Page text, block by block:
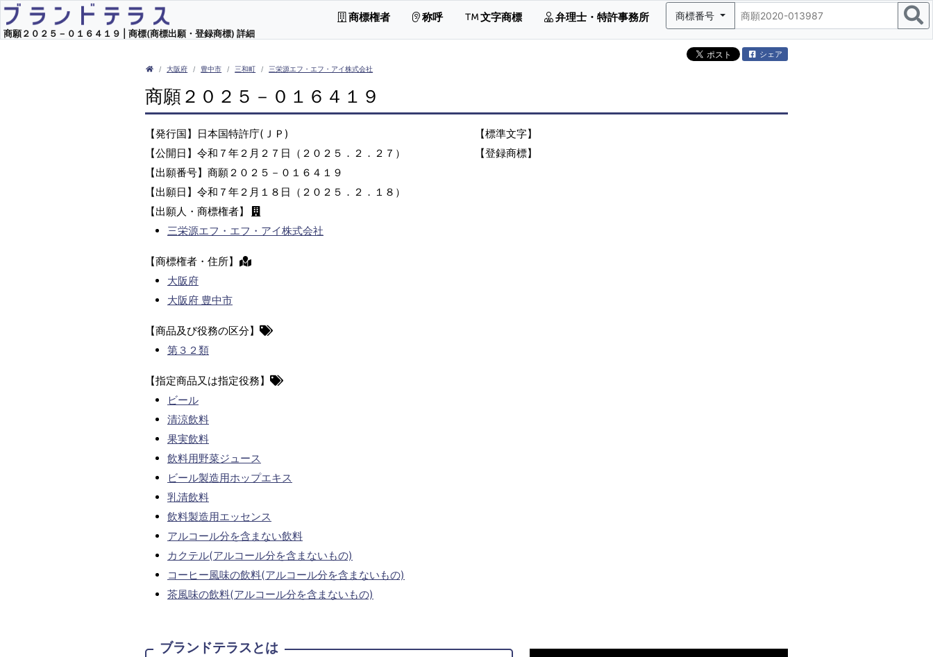
商願２０２５－０１６４１９ | 商標(商標出願・登録商標) 詳細
商標権者 称呼 文字商標 弁理士・特許事務所 商標番号
シェア
大阪府 豊中市 三和町 三栄源エフ・エフ・アイ株式会社
商願２０２５－０１６４１９
【発行国】日本国特許庁(ＪＰ)
【公開日】令和７年２月２７日（２０２５．２．２７）
【出願番号】商願２０２５－０１６４１９
【出願日】令和７年２月１８日（２０２５．２．１８）
【出願人・商標権者】
三栄源エフ・エフ・アイ株式会社
【商標権者・住所】
大阪府
大阪府 豊中市
【商品及び役務の区分】
第３２類
【指定商品又は指定役務】
ビール
清涼飲料
果実飲料
飲料用野菜ジュース
ビール製造用ホップエキス
乳清飲料
飲料製造用エッセンス
アルコール分を含まない飲料
カクテル(アルコール分を含まないもの)
コーヒー風味の飲料(アルコール分を含まないもの)
茶風味の飲料(アルコール分を含まないもの)
【標準文字】
【登録商標】
ブランドテラスとは